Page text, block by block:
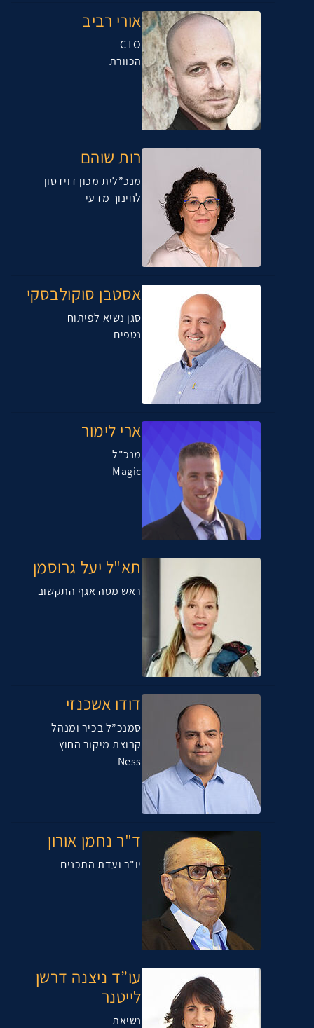
אורי רביב
CTO
הכוורת
רות שוהם
מנכ”לית מכון דוידסון
לחינוך מדעי
אסטבן סוקולבסקי
סגן נשיא לפיתוח
נטפים
ארי לימור
מנכ"ל
Magic
תא"ל יעל גרוסמן
ראש מטה אגף התקשוב
דודו אשכנזי
סמנכ”ל בכיר ומנהל
קבוצת מיקור החוץ
Ness
ד"ר נחמן אורון
יו"ר ועדת התכנים
עו”ד ניצנה דרשן
לייטנר
נשיאת